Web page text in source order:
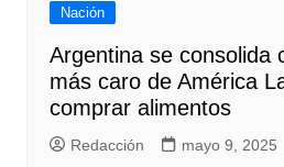
Nación
Argentina se consolida
más caro de América
comprar alimentos
Redacción mayo 9, 2025